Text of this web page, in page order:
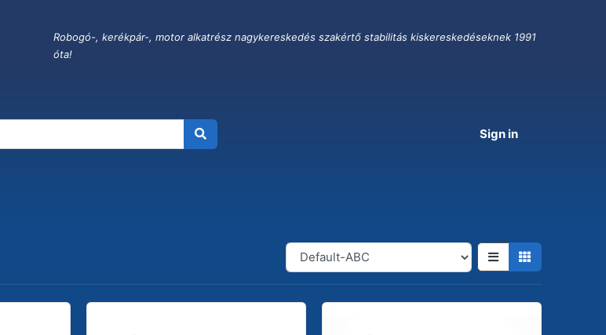
Robogó-, kerékpár-, motor alkatrész nagykereskedés szakértő stabilitás kiskereskedéseknek 1991
óta!
Sign in